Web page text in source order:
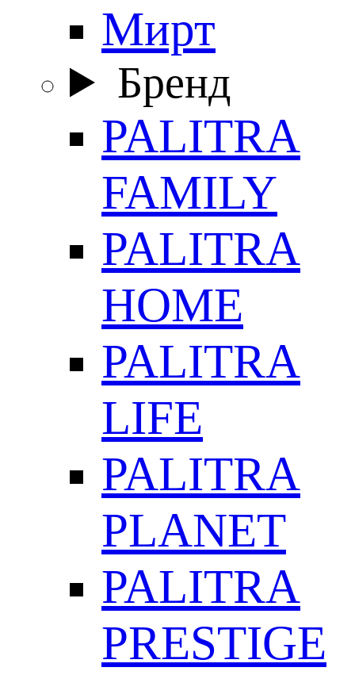
Мирт
Бренд
PALITRA
FAMILY
PALITRA
HOME
PALITRA
LIFE
PALITRA
PLANET
PALITRA
PRESTIGE